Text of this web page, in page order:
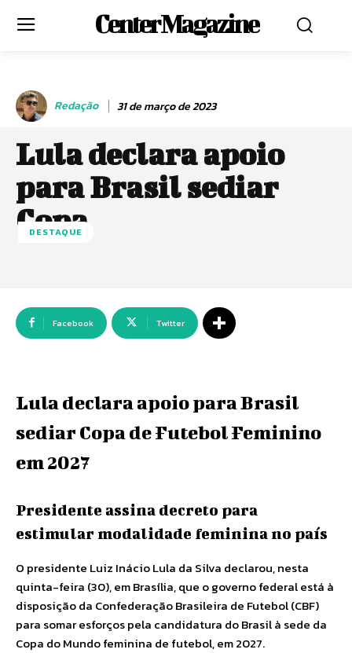
Center Magazine
Redação 31 de março de 2023
Lula declara apoio
para Brasil sediar
Copa
DESTAQUE
Facebook Twitter
Lula declara apoio para Brasil
sediar Copa de Futebol Feminino
em 2027
Presidente assina decreto para
estimular modalidade feminina no país
O presidente Luiz Inácio Lula da Silva declarou, nesta
quinta-feira (30), em Brasília, que o governo federal está à
disposição da Confederação Brasileira de Futebol (CBF)
para somar esforços pela candidatura do Brasil à sede da
Copa do Mundo feminina de futebol, em 2027.